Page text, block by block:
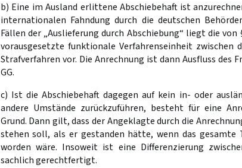
b) Eine im Ausland erlittene Abschiebehaft ist
internationalen Fahndung durch die deutschen
Fällen der „Auslieferung durch Abschiebung“ liegt die von
vorausgesetzte funktionale Verfahrenseinheit zwischen
Strafverfahren vor. Die Anrechnung ist dann Ausfluss des
GG.
c) Ist die Abschiebehaft dagegen auf kein in- oder
andere Umstände zurückzuführen, besteht für eine
Grund. Dann gilt, dass der Angeklagte durch die
stehen soll, als er gestanden hätte, wenn das
worden wäre. Insoweit ist eine Differenzierung
sachlich gerechtfertigt.